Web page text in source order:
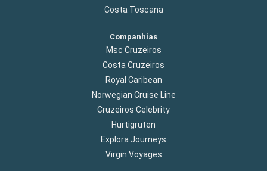
Costa Toscana
Companhias
Msc Cruzeiros
Costa Cruzeiros
Royal Caribean
Norwegian Cruise Line
Cruzeiros Celebrity
Hurtigruten
Explora Journeys
Virgin Voyages